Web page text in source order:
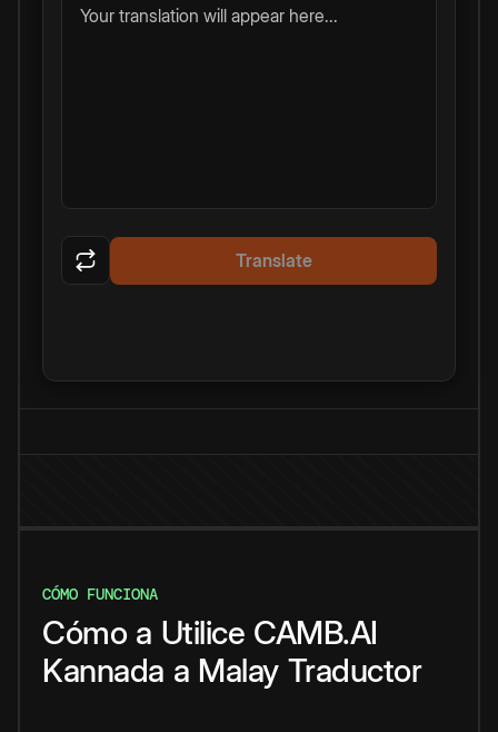
Your translation will appear here...
Translate
CÓMO FUNCIONA
Cómo a Utilice CAMB.AI
Kannada a Malay Traductor